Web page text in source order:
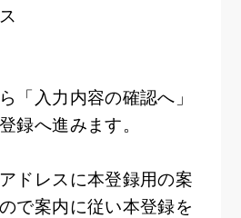
「入力内容の確認へ」
録へ進みます。
ドレスに本登録用の案
で案内に従い本登録を